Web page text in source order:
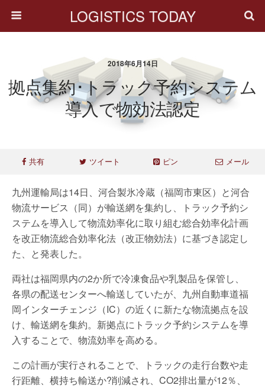
LOGISTICS TODAY
2018年6月14日
拠点集約･トラック予約システム
導入で物効法認定
共有 ツイート ピン メール
九州運輸局は14日、河合製氷冷蔵（福岡市東区）と河合
物流サービス（同）が輸送網を集約し、トラック予約シ
ステムを導入して物流効率化に取り組む総合効率化計画
を改正物流総合効率化法（改正物効法）に基づき認定し
た、と発表した。
両社は福岡県内の2か所で冷凍食品や乳製品を保管し、
各県の配送センターへ輸送していたが、九州自動車道福
岡インターチェンジ（IC）の近くに新たな物流拠点を設
け、輸送網を集約。新拠点にトラック予約システムを導
入することで、物流効率を高める。
この計画が実行されることで、トラックの走行台数や走
行距離、横持ち輸送か?削減され、CO2排出量が12％、